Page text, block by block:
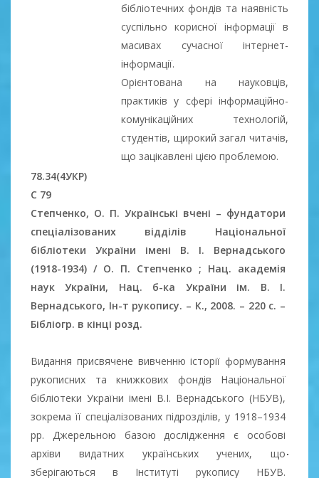
бібліотечних фондів та наявність
суспільно корисної інформації в
масивах сучасної інтернет-
інформації.
Орієнтована на науковців,
практиків у сфері інформаційно-
комунікаційних технологій,
студентів, щирокий загал читачів,
що зацікавлені цією проблемою.
78.34(4УКР)
С 79
Степченко, О. П. Українські вчені – фундатори
спеціалізованих відділів Національної
бібліотеки України імені В. І. Вернадського
(1918-1934) / О. П. Степченко ; Нац. академія
наук України, Нац. б-ка України ім. В. І.
Вернадського, Ін-т рукопису. – К., 2008. – 220 c. –
Бібліогр. в кінці розд.
Видання присвячене вивченню історії формування
рукописних та книжкових фондів Національної
бібліотеки України імені В.І. Вернадського (НБУВ),
зокрема її спеціалізованих підрозділів, у 1918–1934
рр. Джерельною базою дослідження є особові
архіви видатних українських учених, що
зберігаються в Інституті рукопису НБУВ.